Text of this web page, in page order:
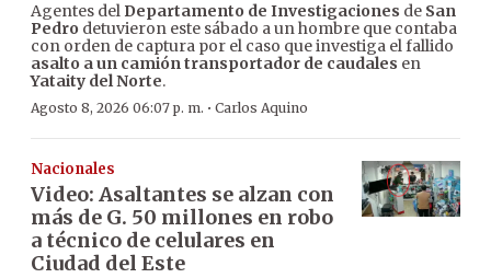
Agentes del Departamento de Investigaciones de San
Pedro detuvieron este sábado a un hombre que contaba
con orden de captura por el caso que investiga el fallido
asalto a un camión transportador de caudales en
Yataity del Norte.
Agosto 8, 2026 06:07 p. m. · Carlos Aquino
Nacionales
Video: Asaltantes se alzan con
más de G. 50 millones en robo
a técnico de celulares en
Ciudad del Este